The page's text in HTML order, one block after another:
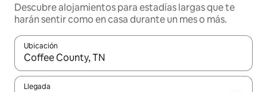
Descubre alojamientos para estadías largas que te
harán sentir como en casa durante un mes o más.
Ubicación
Cuando los resultados estén disponibles, navega con las
Llegada